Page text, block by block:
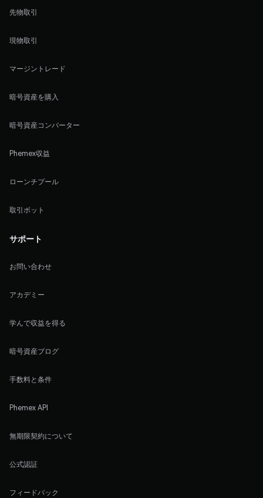
先物取引
現物取引
マージントレード
暗号資産を購入
暗号資産コンバーター
Phemex収益
ローンチプール
取引ボット
サポート
お問い合わせ
アカデミー
学んで収益を得る
暗号資産ブログ
手数料と条件
Phemex API
無期限契約について
公式認証
フィードバック